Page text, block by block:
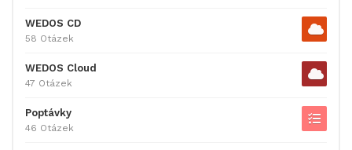
WEDOS CD
58 Otázek
WEDOS Cloud
47 Otázek
Poptávky
46 Otázek